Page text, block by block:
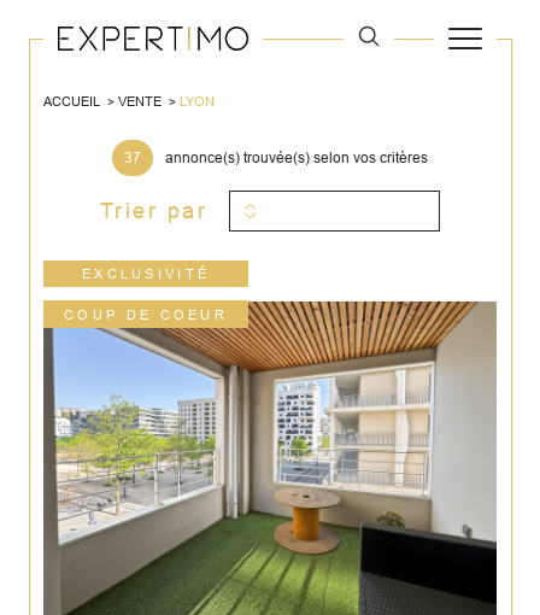
ACCUEIL VENTE LYON
37 annonce(s) trouvée(s) selon vos critères
Trier par
EXCLUSIVITÉ
COUP DE COEUR